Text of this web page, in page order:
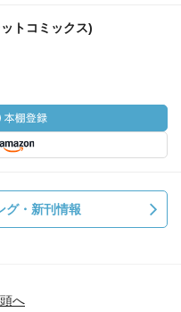
トコミックス)
グ・新刊情報
へ